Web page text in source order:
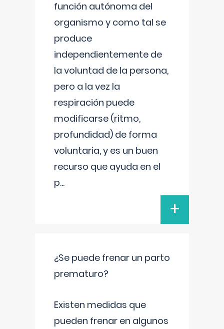
función autónoma del
organismo y como tal se
produce
independientemente de
la voluntad de la persona,
pero a la vez la
respiración puede
modificarse (ritmo,
profundidad) de forma
voluntaria, y es un buen
recurso que ayuda en el
p...
+
¿Se puede frenar un parto
prematuro?
Existen medidas que
pueden frenar en algunos